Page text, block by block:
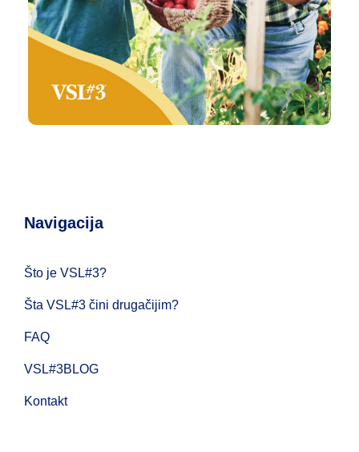
Navigacija
Što je VSL#3?
Šta VSL#3 čini drugačijim?
FAQ
VSL#3BLOG
Kontakt